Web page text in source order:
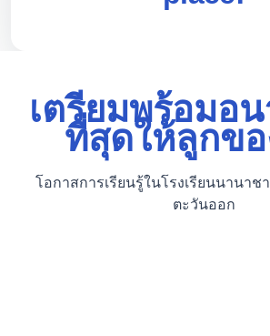
เตรียมพร้อมอ
ที่สุดให้ลูกข
โอกาสการเรียนรู้ในโรงเรียนนานา
ตะวันออก